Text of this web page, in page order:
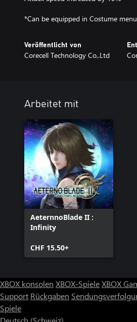
*Can be equipped in Costume
Veröffentlicht von
Corecell Technology Co,.Ltd
Arbeitet mit
AeternnoBlade II :
Infinity
CHF 15.50+
XBOX konsolen XBOX-SpieleXBOX
Support Rückgaben
Spiele